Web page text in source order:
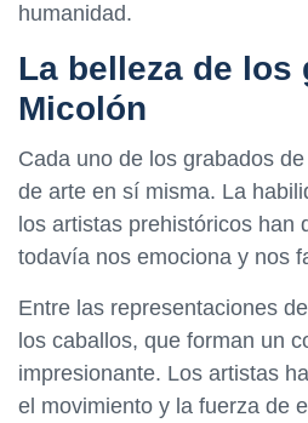
humanidad.
La belleza de los
Micolón
Cada uno de los grabados
de arte en sí misma. La
los artistas prehistóricos han
todavía nos emociona y nos
Entre las representaciones
los caballos, que forman un
impresionante. Los artistas
el movimiento y la fuerza de